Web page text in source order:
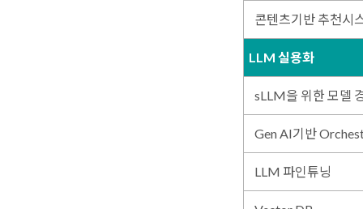
콘텐츠기반 추천시
LLM 실용화
sLLM을 위한 모델
Gen AI기반
LLM 파인튜닝